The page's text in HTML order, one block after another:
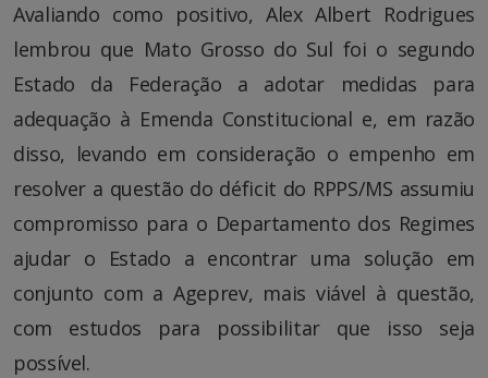
Avaliando como positivo, Alex Albert Rodrigues
lembrou que Mato Grosso do Sul foi o segundo
Estado da Federação a adotar medidas para
adequação à Emenda Constitucional e, em razão
disso, levando em consideração o empenho em
resolver a questão do déficit do RPPS/MS assumiu
compromisso para o Departamento dos Regimes
ajudar o Estado a encontrar uma solução em
conjunto com a Ageprev, mais viável à questão,
com estudos para possibilitar que isso seja
possível.